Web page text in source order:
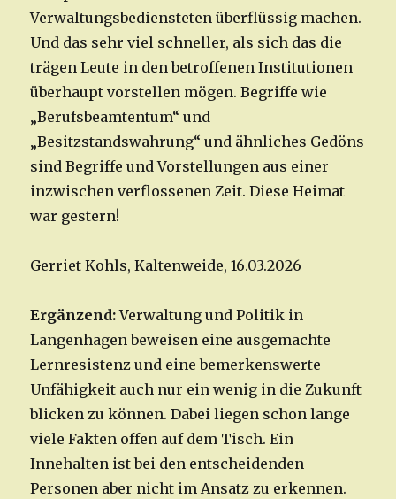
Verwaltungsbediensteten überflüssig machen.
Und das sehr viel schneller, als sich das die
trägen Leute in den betroffenen Institutionen
überhaupt vorstellen mögen. Begriffe wie
„Berufsbeamtentum“ und
„Besitzstandswahrung“ und ähnliches Gedöns
sind Begriffe und Vorstellungen aus einer
inzwischen verflossenen Zeit. Diese Heimat
war gestern!
Gerriet Kohls, Kaltenweide, 16.03.2026
Ergänzend:Verwaltung und Politik in
Langenhagen beweisen eine ausgemachte
Lernresistenz und eine bemerkenswerte
Unfähigkeit auch nur ein wenig in die Zukunft
blicken zu können. Dabei liegen schon lange
viele Fakten offen auf dem Tisch. Ein
Innehalten ist bei den entscheidenden
Personen aber nicht im Ansatz zu erkennen.